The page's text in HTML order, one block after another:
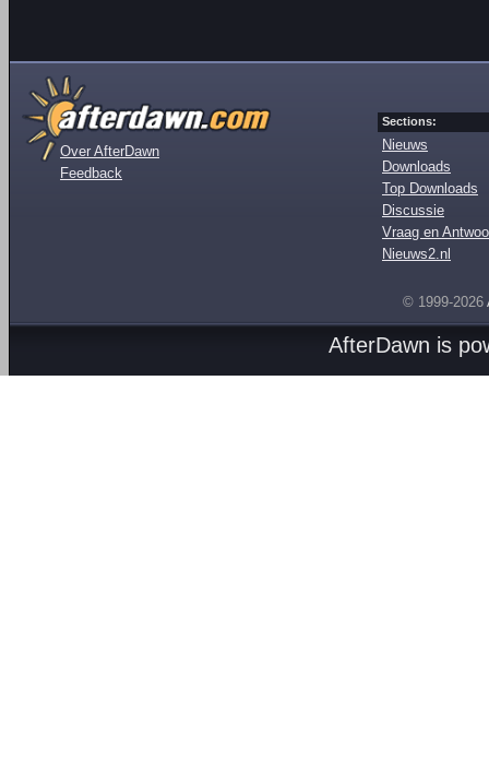
Over AfterDawn
Feedback
Sections:
Nieuws
Downloads
Top Downloads
Discussie
Vraag en
Nieuws2.nl
© 1999-2026
AfterDawn is